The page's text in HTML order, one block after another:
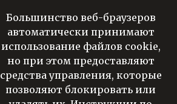
Большинство веб-браузеров
автоматически принимают
использование файлов cookie,
но при этом предоставляют
средства управления, которые
позволяют блокировать или